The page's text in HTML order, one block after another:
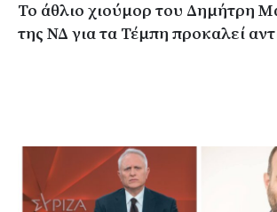
Το άθλιο χιούμορ του Δημήτρη
της ΝΔ για τα Τέμπη προκαλεί